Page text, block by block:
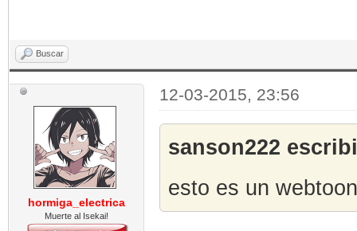
Buscar
hormiga_electrica
Muerte al Isekai!
12-03-2015, 23:56
sanson222
esto es un